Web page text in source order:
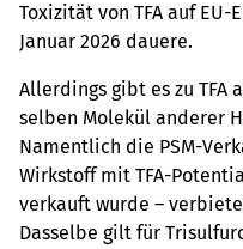
Toxizität von TFA auf
Januar 2026 dauere.
Allerdings gibt es zu TFA
selben Molekül anderer
Namentlich die PSM-
Wirkstoff mit TFA-
verkauft wurde –
Dasselbe gilt für